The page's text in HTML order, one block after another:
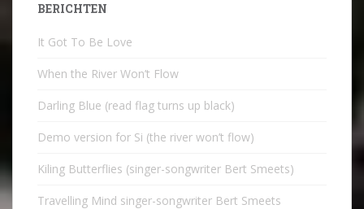
BERICHTEN
It Got To Be Love
When the River Won’t Flow
Darling Blue (read flag turns up black)
Demo version for Si (the river won’t flow)
Kiling Butterflies (singer-songwriter Bert Smeets)
Travelling Mind singer-songwriter Bert Smeets